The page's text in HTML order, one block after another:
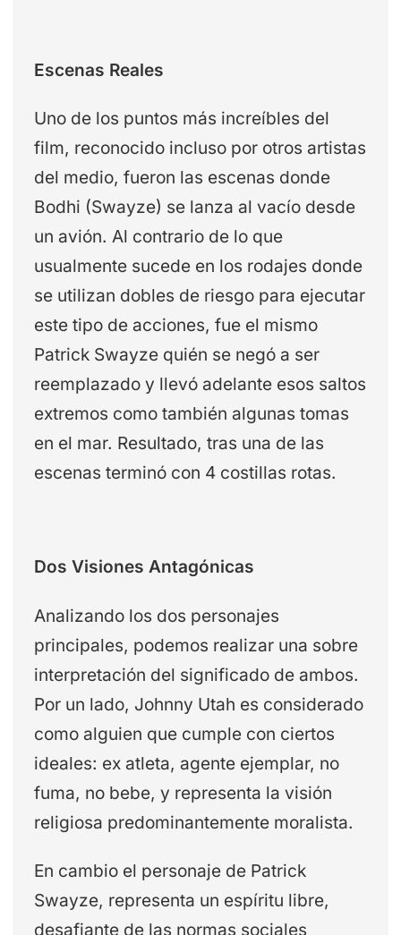
Escenas Reales
Uno de los puntos más increíbles del
film, reconocido incluso por otros artistas
del medio, fueron las escenas donde
Bodhi (Swayze) se lanza al vacío desde
un avión. Al contrario de lo que
usualmente sucede en los rodajes donde
se utilizan dobles de riesgo para ejecutar
este tipo de acciones, fue el mismo
Patrick Swayze quién se negó a ser
reemplazado y llevó adelante esos saltos
extremos como también algunas tomas
en el mar. Resultado, tras una de las
escenas terminó con 4 costillas rotas.
Dos Visiones Antagónicas
Analizando los dos personajes
principales, podemos realizar una sobre
interpretación del significado de ambos.
Por un lado, Johnny Utah es considerado
como alguien que cumple con ciertos
ideales: ex atleta, agente ejemplar, no
fuma, no bebe, y representa la visión
religiosa predominantemente moralista.
En cambio el personaje de Patrick
Swayze, representa un espíritu libre,
desafiante de las normas sociales